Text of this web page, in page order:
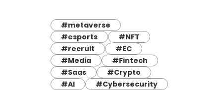
#metaverse
#esports
#NFT
#recruit
#EC
#Media
#Fintech
#Saas
#Crypto
#AI
#Cybersecurity